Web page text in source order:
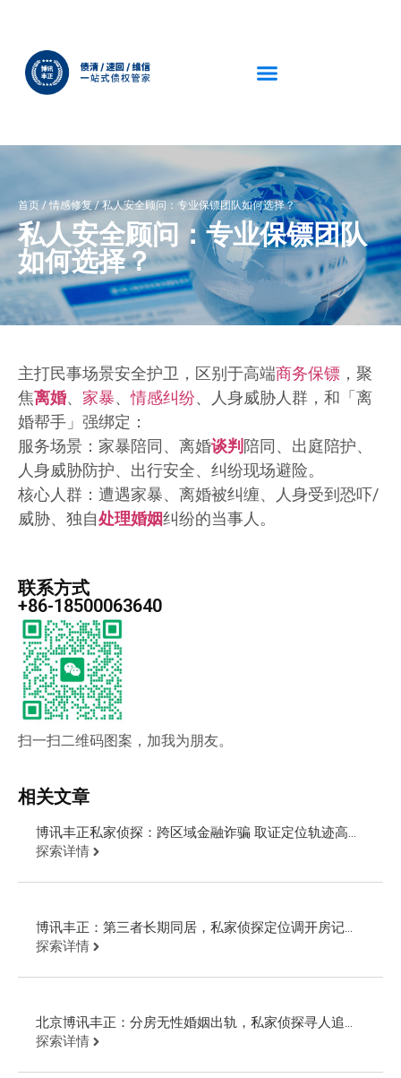
首页/情感修复/私人安全顾问：专业保镖团队如何选择？
私人安全顾问：专业保镖团队
如何选择？
主打民事场景安全护卫，区别于高端商务保镖 ，聚
焦离婚、 家暴、情感纠纷、人身威胁人群，和「离
婚帮手」强绑定：
服务场景：家暴陪同、离婚谈判 陪同、出庭陪护、
人身威胁防护、出行安全、纠纷现场避险。
核心人群：遭遇家暴、离婚被纠缠、人身受到恐吓/
威胁、独自处理婚姻纠纷的当事人。
联系方式
+86-18500063640
扫一扫二维码图案，加我为朋友。
相关文章
博讯丰正私家侦探：跨区域金融诈骗 取证定位轨迹高效
追回欠款
探索详情
博讯丰正：第三者长期同居，私家侦探定位调开房记录
追回财物
探索详情
北京博讯丰正：分房无性婚姻出轨，私家侦探寻人追踪
第三者轨迹
探索详情